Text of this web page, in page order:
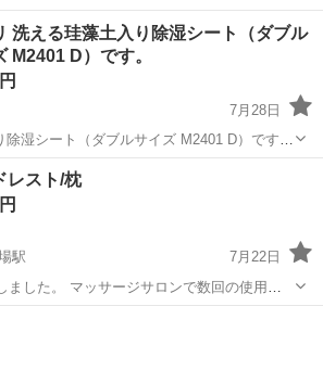
洗える珪藻土入り除湿シート（ダブル
M2401 D）です。
7月28日
除湿シート（ダブルサイズ M2401 D）です。
IKEAのソファベッドで使用する予定でした
納しているため、その都度除湿シートを敷
駅 寝具
レスト/枕
駅
7月22日
ました。 マッサージサロンで数回の使用な
ん。状態は良いです。使用時はカバーをつ